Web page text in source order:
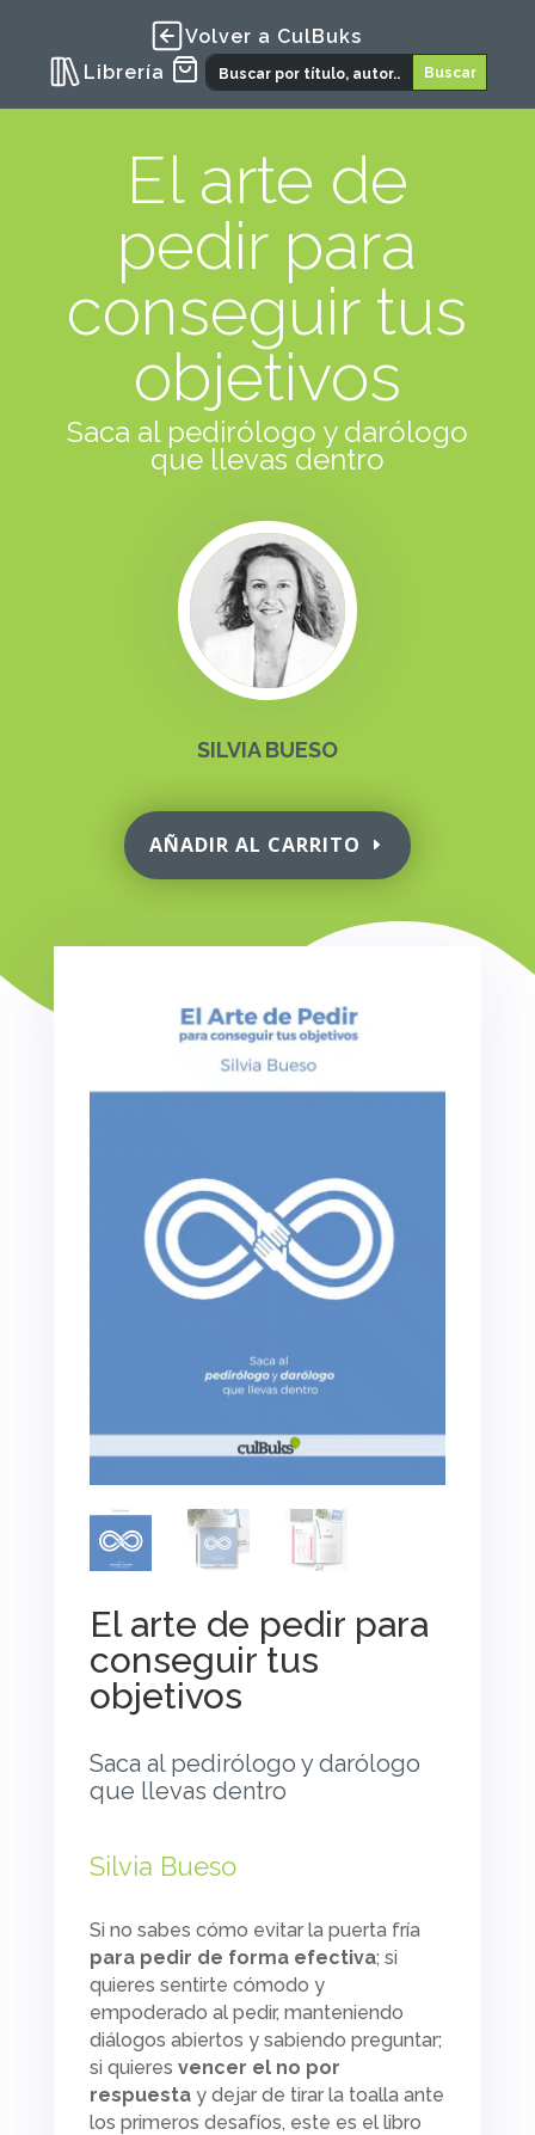
Volver a CulBuks
Librería
El arte de
pedir para
conseguir tus
objetivos
Saca al pedirólogo y darólogo
que llevas dentro
SILVIA BUESO
AÑADIR AL CARRITO
El arte de pedir para
conseguir tus
objetivos
Saca al pedirólogo y darólogo
que llevas dentro
Silvia Bueso
Si no sabes cómo evitar la puerta fría
para pedir de forma efectiva; si
quieres sentirte cómodo y
empoderado al pedir, manteniendo
diálogos abiertos y sabiendo preguntar;
si quieres vencer el no por
respuestay dejar de tirar la toalla ante
los primeros desafíos, este es el libro